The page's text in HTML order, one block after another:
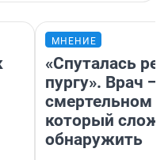
МНЕНИЕ
«Спуталась
пургу». Врач —
смертельном
который
обнаружить